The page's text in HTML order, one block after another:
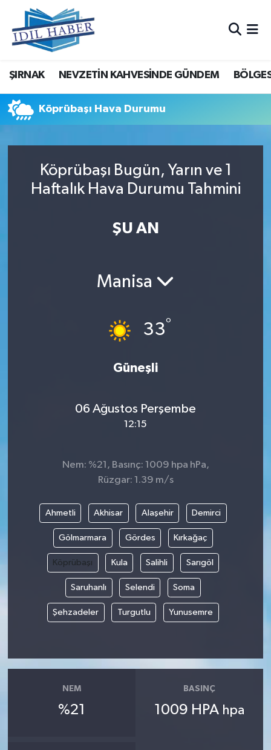
ŞIRNAK NEVZETİN KAHVESİNDE GÜNDEM
Köprübaşı Hava Durumu
Köprübaşı Bugün, Yarın ve 1
Haftalık Hava Durumu Tahmini
ŞU AN
Manisa
33°
Güneşli
06 Ağustos Perşembe
12:15
Nem: %21, Basınç: 1009 hpa hPa,
Rüzgar: 1.39 m/s
Ahmetli Akhisar Alaşehir Demirci
Gölmarmara Gördes Kırkağaç
Köprübaşı Kula Salihli Sarıgöl
Saruhanlı Selendi Soma
Şehzadeler Turgutlu Yunusemre
NEM
%21
BASINÇ
1009 HPA hpa
Nöbetçi Eczaneler
Hava Durumu
Trafik Durumu
Tüm Manşetler